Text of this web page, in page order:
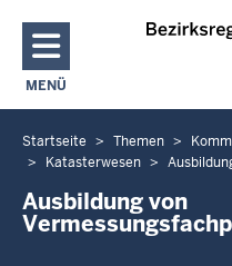
MENÜ
NAVIGATION AKTIVIEREN/
Sie
befinden
sich
hier
Startseite Themen
Katasterwesen
Ausbildung von